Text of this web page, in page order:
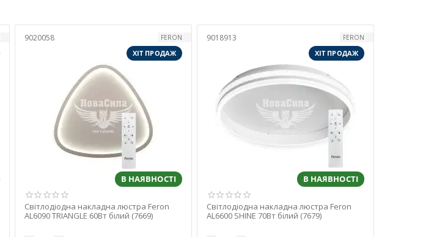
9020058
FERON
ХІТ ПРОДАЖ
В НАЯВНОСТІ
Світлодіодна накладна люстра Feron
AL6090 TRIANGLE 60Вт білий (7669)
9018913
FERON
ХІТ ПРОДАЖ
В НАЯВНОСТІ
Світлодіодна накладна люстра Feron
AL6600 SHINE 70Вт білий (7679)